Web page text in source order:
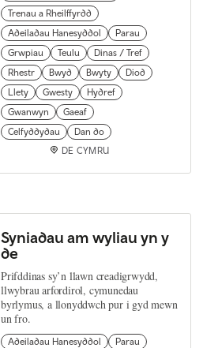
Trenau a Rheilffyrdd
Adeiladau Hanesyddol
Parau
Grwpiau
Teulu
Dinas / Tref
Rhestr
Bwyd Bwyty
Diod
Llety
Gwesty
Hydref
Gwanwyn
Gaeaf
Celfyddydau
Dan do
DE CYMRU
Syniadau am wyliau yn y
de
Prifddinas sy’n llawn creadigrwydd,
llwybrau arfordirol, cymunedau
byrlymus, a llonyddwch pur i gyd mewn
un fro.
Adeiladau Hanesyddol
Parau